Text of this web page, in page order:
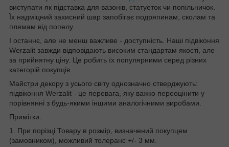
виступати як підставка для вазонів, статуеток чи попільничок.
Їх надміцний захисний шар запобігає подряпинам, сколам та
плямам від попелу.
І останнє, але не менш важливе - доступність. Наші підвіконня
Werzalit завжди відповідають високим стандартам якості, але
за прийнятну ціну. Це робить їх популярними серед різних
категорій покупців.
Майстри декору з усього світу однозначно стверджують:
підвіконня Werzalit - це перевага, яку важко переоцінити у
порівнянні з будь-якими іншими аналогічними виробами.
Примітки:
1. При порізці Товару в розмір, визначений покупцем
(замовником), можливий толеранс +/- 3 мм.